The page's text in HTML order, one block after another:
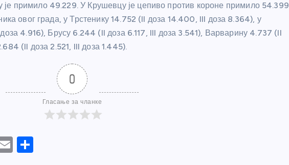
је примило 49.229. У Крушевцу је цепиво против короне примило 54.399
овог града, у Трстенику 14.752 (II доза 14.400, III доза 8.364), у
4.916), Брусу 6.244 (II доза 6.117, III доза 3.541), Варварину 4.737 (II
(II доза 2.521, III доза 1.445).
0
Гласање за чланке
E